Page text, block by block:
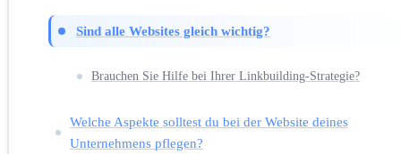
Sind alle Websites gleich wichtig?
Brauchen Sie Hilfe bei Ihrer Linkbuilding-Strategie?
Welche Aspekte solltest du bei der Website deines
Unternehmens pflegen?